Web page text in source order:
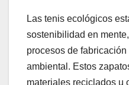
Las tenis ecológicos
sostenibilidad en
procesos de
ambiental. Estos
materiales reciclados u